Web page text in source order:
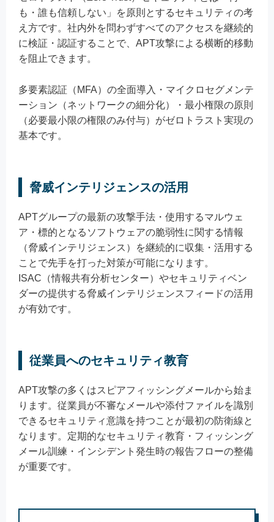
も・誰も信頼しない」を原則とするセキュリティの考
え方です。社内外を問わずすべてのアクセスを継続的
に検証・認証することで、APT攻撃による横断的移動
を阻止できます。
多要素認証（MFA）の全面導入・マイクロセグメンテ
ーション（ネットワークの細分化）・最小権限の原則
（必要最小限の権限のみ付与）がゼロトラスト実現の
基本です。
脅威インテリジェンスの活用
APTグループの最新の攻撃手法・使用するマルウェ
ア・標的となるソフトウェアの脆弱性に関する情報
（脅威インテリジェンス）を継続的に収集・活用する
ことで先手を打った対策が可能になります。
ISAC（情報共有分析センター）やセキュリティベン
ダーの提供する脅威インテリジェンスフィードの活用
が有効です。
従業員へのセキュリティ教育
APT攻撃の多くはスピアフィッシングメールから始ま
ります。従業員が不審なメールや添付ファイルを識別
できるセキュリティ意識を持つことが最初の防衛線と
なります。定期的なセキュリティ教育・フィッシング
メール訓練・インシデント発生時の報告フローの整備
が重要です。